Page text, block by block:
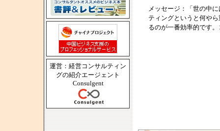
運営：経営コンサルティン
グの紹介エージェント
Consulgent
メッセージ：「世の中
ティングというと何や
るのが一番効率的です